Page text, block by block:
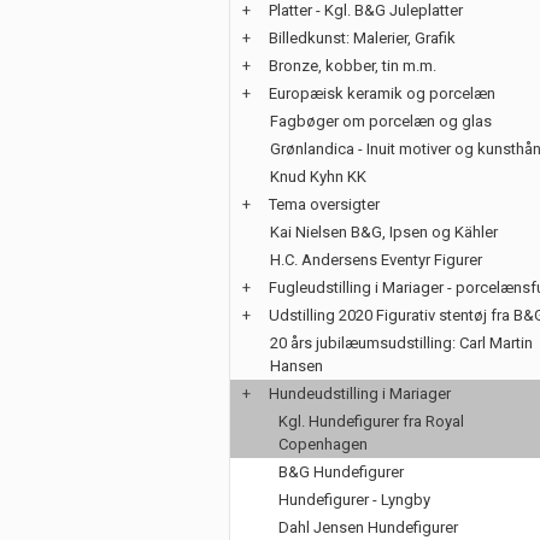
+
Platter - Kgl. B&G Juleplatter
+
Billedkunst: Malerier, Grafik
+
Bronze, kobber, tin m.m.
+
Europæisk keramik og porcelæn
Fagbøger om porcelæn og glas
Grønlandica - Inuit motiver og
Knud Kyhn KK
+
Tema oversigter
Kai Nielsen B&G, Ipsen og Kähler
H.C. Andersens Eventyr Figurer
+
Fugleudstilling i Mariager -
+
Udstilling 2020 Figurativ stentøj fra
20 års jubilæumsudstilling: Carl Martin
Hansen
+
Hundeudstilling i Mariager
Kgl. Hundefigurer fra Royal
Copenhagen
B&G Hundefigurer
Hundefigurer - Lyngby
Dahl Jensen Hundefigurer